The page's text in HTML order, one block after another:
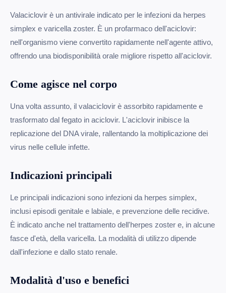
Valaciclovir è un antivirale indicato per le infezioni da herpes
simplex e varicella zoster. È un profarmaco dell'aciclovir:
nell'organismo viene convertito rapidamente nell'agente attivo,
offrendo una biodisponibilità orale migliore rispetto all'aciclovir.
Come agisce nel corpo
Una volta assunto, il valaciclovir è assorbito rapidamente e
trasformato dal fegato in aciclovir. L'aciclovir inibisce la
replicazione del DNA virale, rallentando la moltiplicazione dei
virus nelle cellule infette.
Indicazioni principali
Le principali indicazioni sono infezioni da herpes simplex,
inclusi episodi genitale e labiale, e prevenzione delle recidive.
È indicato anche nel trattamento dell'herpes zoster e, in alcune
fasce d'età, della varicella. La modalità di utilizzo dipende
dall'infezione e dallo stato renale.
Modalità d'uso e benefici